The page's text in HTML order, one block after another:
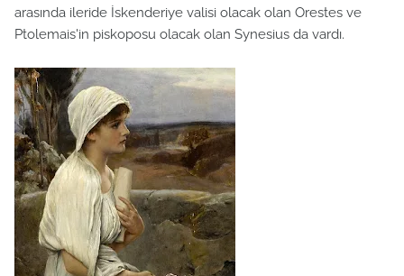
arasında ileride İskenderiye valisi olacak olan Orestes ve
Ptolemais'in piskoposu olacak olan Synesius da vardı.